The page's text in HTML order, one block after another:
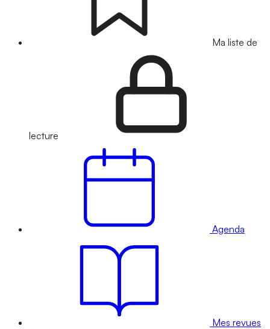
Ma liste de
lecture
Agenda
Mes revues